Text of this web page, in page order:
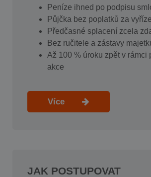
Peníze ihned po podpisu
Půjčka bez poplatků za
Předčasné splacení zcela
Bez ručitele a zástavy
Až 100 % úroku zpět v rámci
akce
Více
JAK POSTUPOVAT